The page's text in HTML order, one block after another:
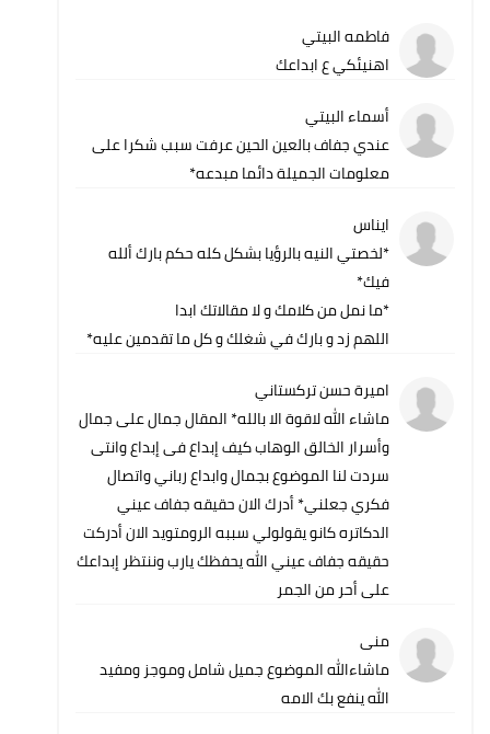
فاطمه البيتي
اهنيئكي ع ابداعك
أسماء البيتي
عندي جفاف بالعين الحين عرفت سبب شكرا على
معلومات الجميلة دائما مبدعه*
ايناس
*لخصتي النيه بالرؤيا بشكل كله حكم بارك ألله
فيك*
*ما نمل من كلامك و لا مقالاتك ابدا
اللهم زد و بارك في شغلك و كل ما تقدمين عليه*
اميرة حسن تركستاني
ماشاء الله لاقوة الا بالله* المقال جمال على جمال
وأسرار الخالق الوهاب كيف إبداع فى إبداع وانتى
سردت لنا الموضوع بجمال وابداع رباني واتصال
فكري جعلني* أدرك الان حقيقه جفاف عيني
الدكاتره كانو يقولولي سببه الرومتويد الان أدركت
حقيقه جفاف عيني الله يحفظك يارب وننتظر إبداعك
على أحر من الجمر
منى
ماشاءالله الموضوع جميل شامل وموجز ومفيد
الله ينفع بك الامه